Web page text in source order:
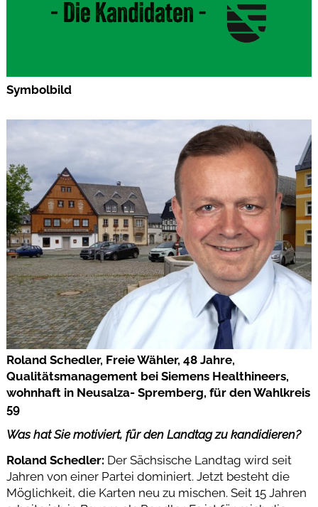
Symbolbild
Roland Schedler, Freie Wähler, 48 Jahre,
Qualitätsmanagement bei Siemens Healthineers,
wohnhaft in Neusalza- Spremberg, für den Wahlkreis
59
Was hat Sie motiviert, für den Landtag zu kandidieren?
Roland Schedler: Der Sächsische Landtag wird seit
Jahren von einer Partei dominiert. Jetzt besteht die
Möglichkeit, die Karten neu zu mischen. Seit 15 Jahren